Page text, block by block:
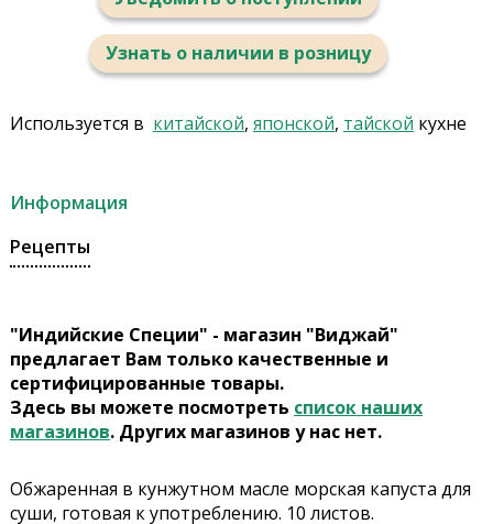
Узнать о наличии в розницу
Используется в китайской, японской, тайской кухне
Информация
Рецепты
"Индийские Специи" - магазин "Виджай"
предлагает Вам только качественные и
сертифицированные товары.
Здесь вы можете посмотреть список наших
магазинов. Других магазинов у нас нет.
Обжаренная в кунжутном масле морская капуста для
суши, готовая к употреблению. 10 листов.